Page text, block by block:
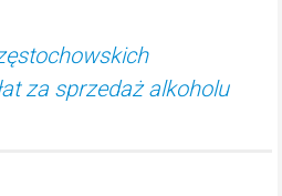
za sprzedaż alkoholu